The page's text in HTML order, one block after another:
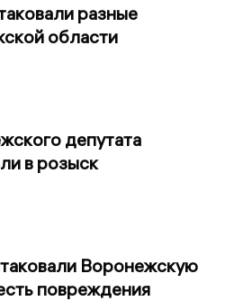
разные
области
депутата
в розыск
Воронежскую
повреждения